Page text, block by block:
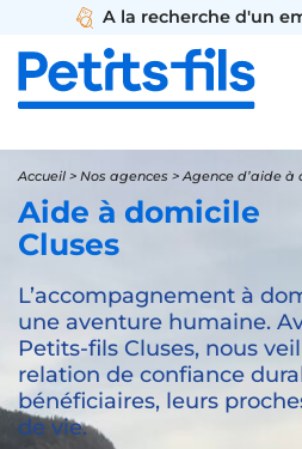
A la recherche d'un
Accueil > Nos agences >Agence d’aide à
Aide à domicile
Cluses
L’accompagnement à
une aventure humaine.
Petits-fils Cluses, nous
relation de confiance
bénéficiaires, leurs
de vie.